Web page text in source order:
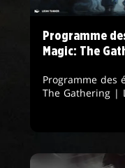
Programme
Magic: The
Programme des
The Gathering |